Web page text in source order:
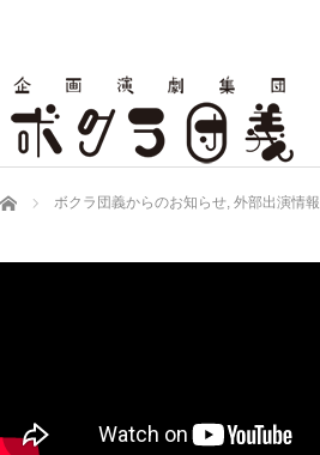
ホーム ボクラ団義からのお知らせ, 外部出演情報